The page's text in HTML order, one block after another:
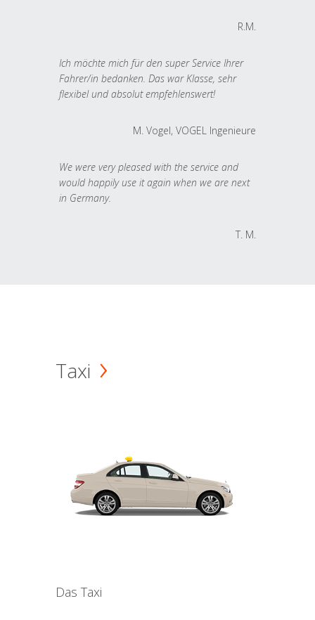
R.M.
Ich möchte mich für den super Service Ihrer
Fahrer/in bedanken. Das war Klasse, sehr
flexibel und absolut empfehlenswert!
M. Vogel, VOGEL Ingenieure
We were very pleased with the service and
would happily use it again when we are next
in Germany.
T. M.
Taxi
Das Taxi